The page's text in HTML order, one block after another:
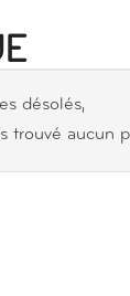
désolés,
trouvé aucun